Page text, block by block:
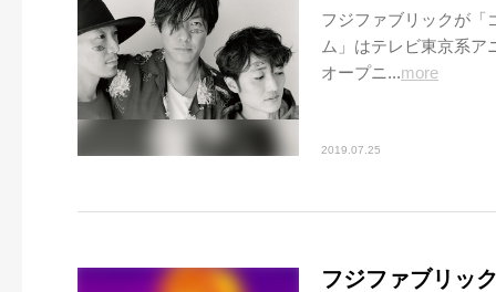
フジファブリックが「
ム」はテレビ東京系
オープニ...more
2019.07.25
フジファブリッ